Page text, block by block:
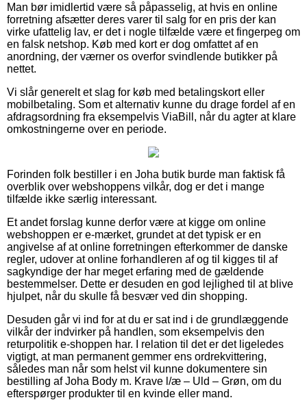
Man bør imidlertid være så påpasselig, at hvis en online
forretning afsætter deres varer til salg for en pris der kan
virke ufattelig lav, er det i nogle tilfælde være et fingerpeg om
en falsk netshop. Køb med kort er dog omfattet af en
anordning, der værner os overfor svindlende butikker på
nettet.
Vi slår generelt et slag for køb med betalingskort eller
mobilbetaling. Som et alternativ kunne du drage fordel af en
afdragsordning fra eksempelvis ViaBill, når du agter at klare
omkostningerne over en periode.
Forinden folk bestiller i en Joha butik burde man faktisk få
overblik over webshoppens vilkår, dog er det i mange
tilfælde ikke særlig interessant.
Et andet forslag kunne derfor være at kigge om online
webshoppen er e-mærket, grundet at det typisk er en
angivelse af at online forretningen efterkommer de danske
regler, udover at online forhandleren af og til kigges til af
sagkyndige der har meget erfaring med de gældende
bestemmelser. Dette er desuden en god lejlighed til at blive
hjulpet, når du skulle få besvær ved din shopping.
Desuden går vi ind for at du er sat ind i de grundlæggende
vilkår der indvirker på handlen, som eksempelvis den
returpolitik e-shoppen har. I relation til det er det ligeledes
vigtigt, at man permanent gemmer ens ordrekvittering,
således man når som helst vil kunne dokumentere sin
bestilling af Joha Body m. Krave l/æ – Uld – Grøn, om du
efterspørger produkter til en kvinde eller mand.